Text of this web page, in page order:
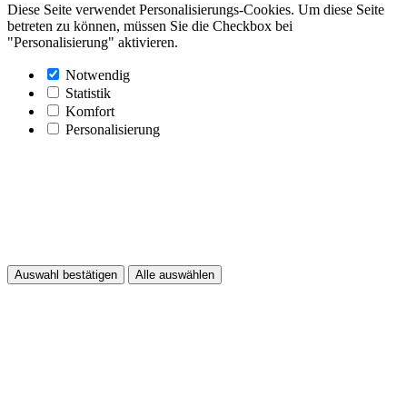
Diese Seite verwendet Personalisierungs-Cookies. Um diese Seite
betreten zu können, müssen Sie die Checkbox bei
"Personalisierung" aktivieren.
Notwendig
Statistik
Komfort
Personalisierung
Auswahl bestätigen Alle auswählen